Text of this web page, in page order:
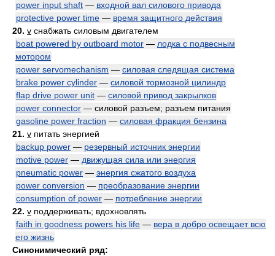
power input shaft — входной вал силового привода
protective power time — время защитного действия
20. v снабжать силовым двигателем
boat powered by outboard motor — лодка с подвесным
мотором
power servomechanism — силовая следящая система
brake power cylinder — силовой тормозной цилиндр
flap drive power unit — силовой привод закрылков
power connector — силовой разъем; разъем питания
gasoline power fraction — силовая фракция бензина
21. v питать энергией
backup power — резервный источник энергии
motive power — движущая сила или энергия
pneumatic power — энергия сжатого воздуха
power conversion — преобразование энергии
consumption of power — потребление энергии
22. v поддерживать; вдохновлять
faith in goodness powers his life — вера в добро освещает всю
его жизнь
Синонимический ряд: